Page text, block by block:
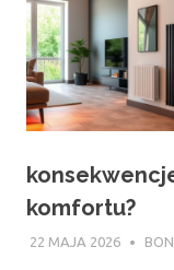
komfortu?
22 MAJA 2026